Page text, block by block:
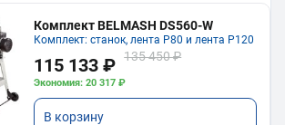
Комплект BELMASH DS560-W
Комплект: станок, лента P80 и лента P120
115 133 ₽ 135 450 ₽
Экономия: 20 317 ₽
В корзину